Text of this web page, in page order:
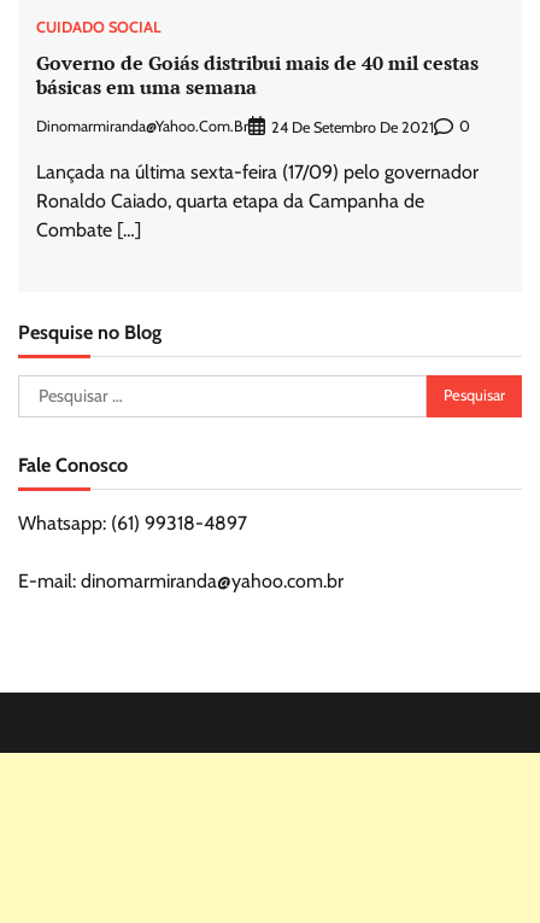
CUIDADO SOCIAL
Governo de Goiás distribui mais de 40 mil cestas
básicas em uma semana
Dinomarmiranda@yahoo.com.br 24 De Setembro De 2021 0
Lançada na última sexta-feira (17/09) pelo governador
Ronaldo Caiado, quarta etapa da Campanha de
Combate […]
Pesquise no Blog
Pesquisar
por:
Fale Conosco
Whatsapp: (61) 99318-4897
E-mail: dinomarmiranda@yahoo.com.br